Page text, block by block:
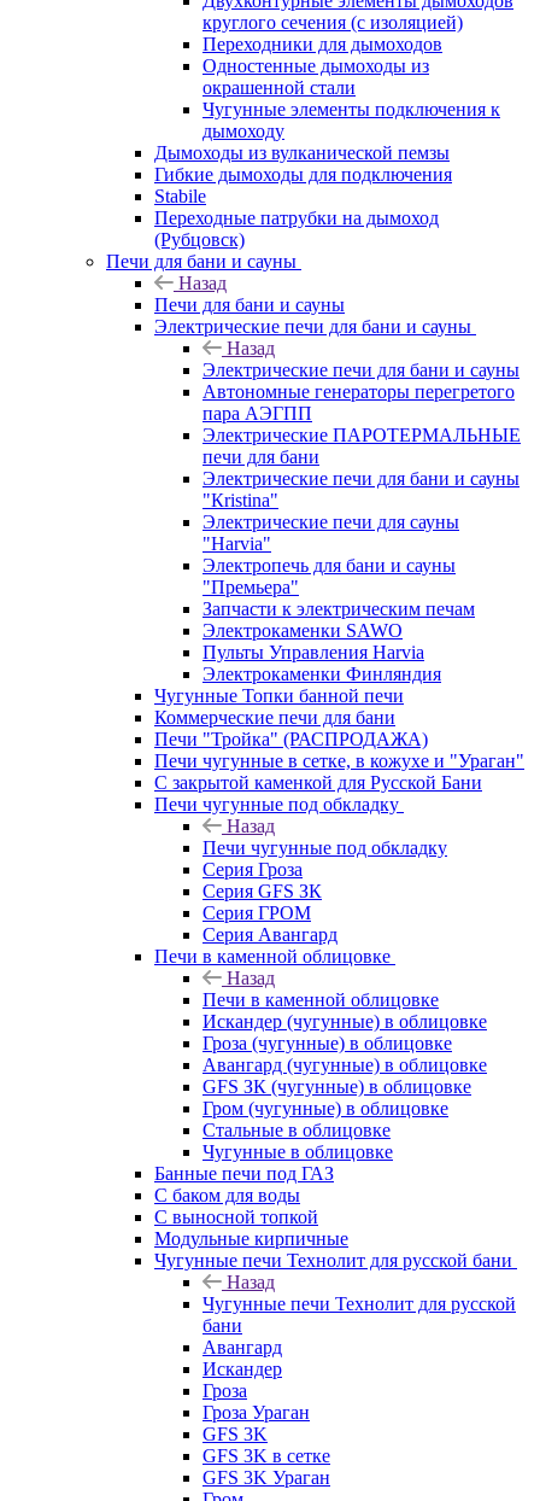
круглого сечения (с изоляцией)
Переходники для дымоходов
Одностенные дымоходы из
окрашенной стали
Чугунные элементы подключения к
дымоходу
Дымоходы из вулканической пемзы
Гибкие дымоходы для подключения
Stabile
Переходные патрубки на дымоход
(Рубцовск)
Печи для бани и сауны
Назад
Печи для бани и сауны
Электрические печи для бани и сауны
Назад
Электрические печи для бани и сауны
Автономные генераторы перегретого
пара АЭГПП
Электрические ПАРОТЕРМАЛЬНЫЕ
печи для бани
Электрические печи для бани и сауны
"Кristina"
Электрические печи для сауны
"Harvia"
Электропечь для бани и сауны
"Премьера"
Запчасти к электрическим печам
Электрокаменки SAWO
Пульты Управления Harvia
Электрокаменки Финляндия
Чугунные Топки банной печи
Коммерческие печи для бани
Печи "Тройка" (РАСПРОДАЖА)
Печи чугунные в сетке, в кожухе и "Ураган"
С закрытой каменкой для Русской Бани
Печи чугунные под обкладку
Назад
Печи чугунные под обкладку
Серия Гроза
Серия GFS ЗК
Серия ГРОМ
Серия Авангард
Печи в каменной облицовке
Назад
Печи в каменной облицовке
Искандер (чугунные) в облицовке
Гроза (чугунные) в облицовке
Авангард (чугунные) в облицовке
GFS ЗК (чугунные) в облицовке
Гром (чугунные) в облицовке
Стальные в облицовке
Чугунные в облицовке
Банные печи под ГАЗ
С баком для воды
С выносной топкой
Модульные кирпичные
Чугунные печи Технолит для русской бани
Назад
Чугунные печи Технолит для русской
бани
Авангард
Искандер
Гроза
Гроза Ураган
GFS 3K
GFS 3K в сетке
GFS 3K Ураган